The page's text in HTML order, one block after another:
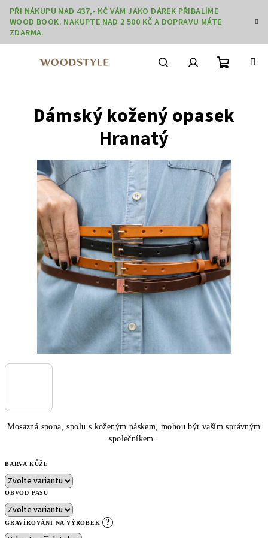
Přejít
obsah
PŘI NÁKUPU NAD 437,- KČ VÁM JAKO DÁREK PŘIBALÍME
WOOD BOOK. NAKUPTE NAD 2 500 KČ A DOPRAVU MÁTE
ZDARMA.
košík
Mosazná spona, spolu s koženým páskem, mohou být vaším správným
společníkem.
BARVA KŮŽE
OBVOD PASU
GRAVÍROVÁNÍ NA VÝROBEK ?
Dámský kožený opasek
Hranatý